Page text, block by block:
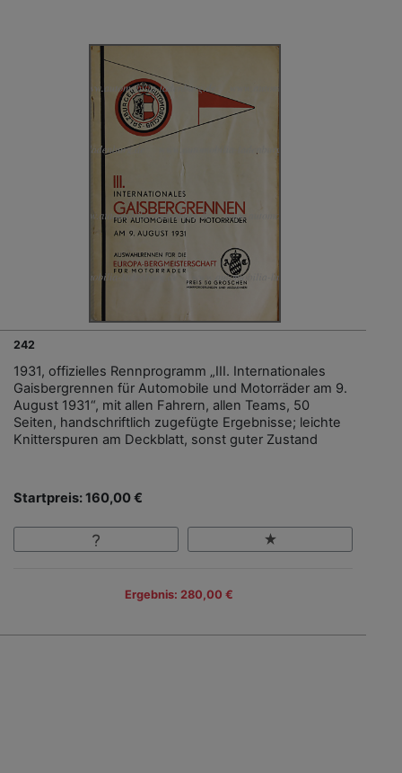
242
1931, offizielles Rennprogramm „III. Internationales
Gaisbergrennen für Automobile und Motorräder am 9.
August 1931“, mit allen Fahrern, allen Teams, 50
Seiten, handschriftlich zugefügte Ergebnisse; leichte
Knitterspuren am Deckblatt, sonst guter Zustand
Startpreis: 160,00 €
Ergebnis: 280,00 €